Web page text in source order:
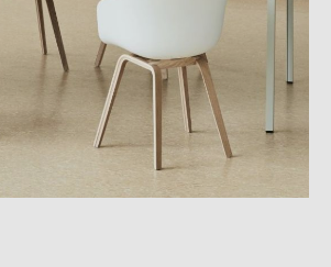
coton, 15% plastique, 4% lin
laine peignée et 10% nylon
vierge, 10% nylon